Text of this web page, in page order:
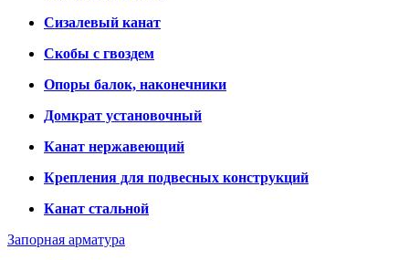
Сизалевый канат
Скобы с гвоздем
Опоры балок, наконечники
Домкрат установочный
Канат нержавеющий
Крепления для подвесных конструкций
Канат стальной
Запорная арматура